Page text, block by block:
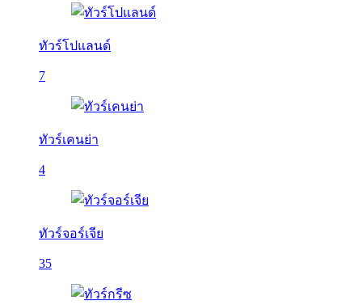
ทัวร์โปแลนด์
7
ทัวร์เคนย่า
4
ทัวร์จอร์เจีย
35